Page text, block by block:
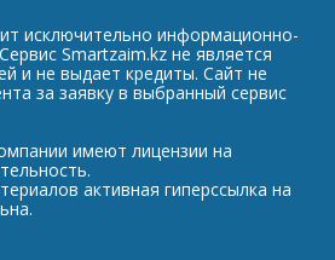
исключительно информационно-
Smartzaim.kz не является
и не выдает кредиты. Сайт не
за заявку в выбранный сервис
имеют лицензии на
активная гиперссылка на